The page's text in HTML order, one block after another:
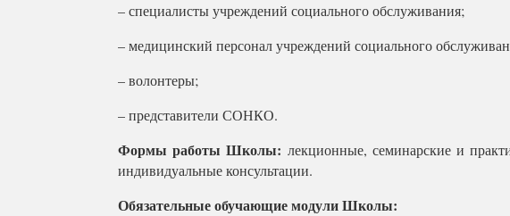
– специалисты учреждений социального обслуживания;
– медицинский персонал учреждений социального
– волонтеры;
– представители СОНКО.
Формы работы Школы: лекционные, семинарские и
индивидуальные консультации.
Обязательные обучающие модули Школы: